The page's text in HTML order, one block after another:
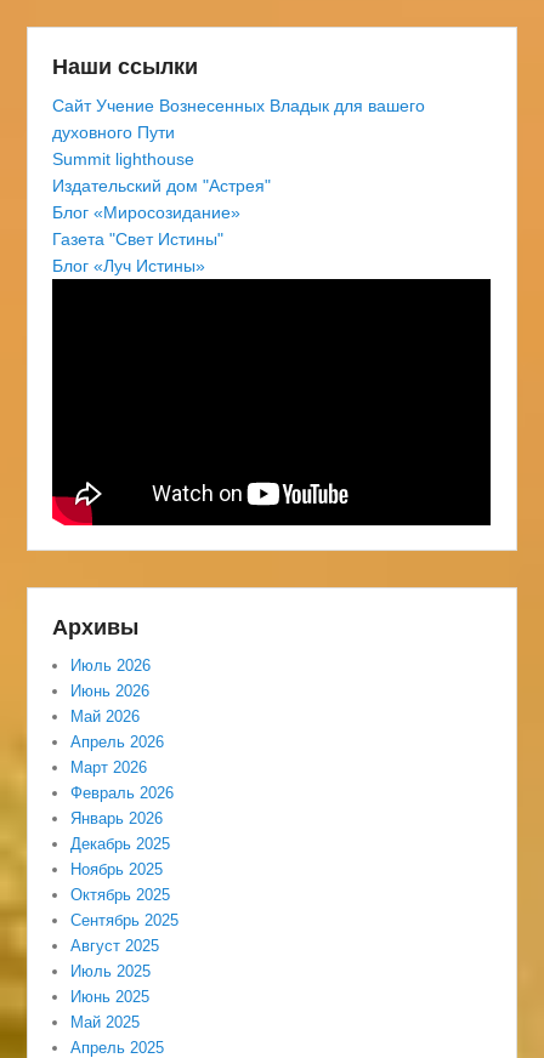
Наши ссылки
Сайт Учение Вознесенных Владык для вашего
духовного Пути
Summit lighthouse
Издательский дом "Астрея"
Блог «Миросозидание»
Газета "Свет Истины"
Блог «Луч Истины»
Архивы
Июль 2026
Июнь 2026
Май 2026
Апрель 2026
Март 2026
Февраль 2026
Январь 2026
Декабрь 2025
Ноябрь 2025
Октябрь 2025
Сентябрь 2025
Август 2025
Июль 2025
Июнь 2025
Май 2025
Апрель 2025